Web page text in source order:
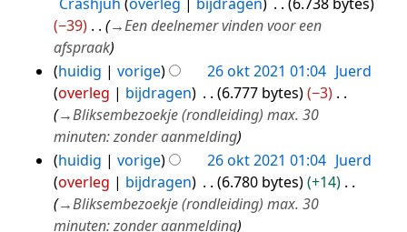
s
a
m
e
n
v
a
t
t
i
−39
→Een deelnemer vinden voor een
afspraak
huidig
vorige 26 okt 2021 01:04 Juerd
overleg
bijdragen 6.777 bytes
−3
→Bliksembezoekje (rondleiding) max. 30
minuten: zonder aanmelding
huidig
vorige 26 okt 2021 01:04 Juerd
overleg
bijdragen 6.780 bytes
+14
→Bliksembezoekje (rondleiding) max. 30
minuten: zonder aanmelding